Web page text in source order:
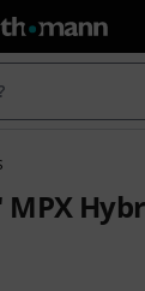
Sternen aus 14